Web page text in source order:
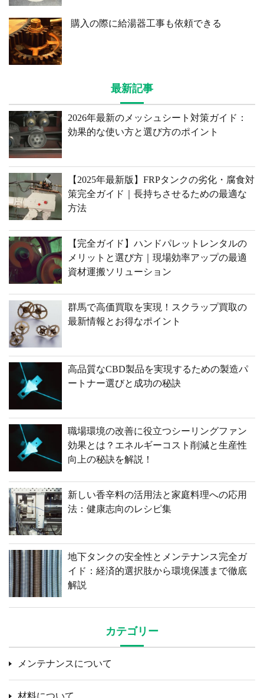
購入の際に給湯器工事も依頼できる
最新記事
2026年最新のメッシュシート対策ガイド：
効果的な使い方と選び方のポイント
【2025年最新版】FRPタンクの劣化・腐食対
策完全ガイド｜長持ちさせるための最適な
方法
【完全ガイド】ハンドパレットレンタルの
メリットと選び方｜現場効率アップの最適
資材運搬ソリューション
群馬で高価買取を実現！スクラップ買取の
最新情報とお得なポイント
高品質なCBD製品を実現するための製造パ
ートナー選びと成功の秘訣
職場環境の改善に役立つシーリングファン
効果とは？エネルギーコスト削減と生産性
向上の秘訣を解説！
新しい香辛料の活用法と家庭料理への応用
法：健康志向のレシピ集
地下タンクの安全性とメンテナンス完全ガ
イド：経済的選択肢から環境保護まで徹底
解説
カテゴリー
メンテナンスについて
材料について